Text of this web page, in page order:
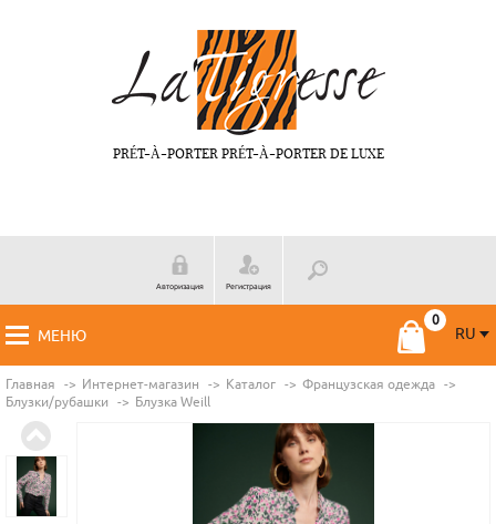
PRÉT-À-PORTER PRÉT-À-PORTER DE LUXE
Авторизация Регистрация
МЕНЮ
RU
Главная Интернет-магазин Каталог
Французская одежда
Блузки/рубашки
Блузка Weill